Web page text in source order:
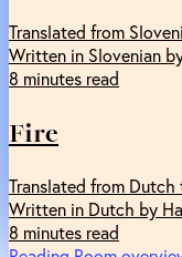
Translated from
Written in Slovenian
8 minutes read
Fire
Translated from
Written in Dutch by
8 minutes read